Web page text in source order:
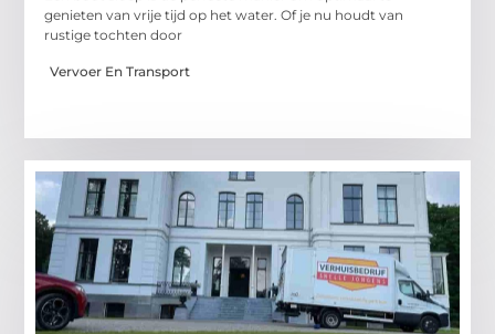
genieten van vrije tijd op het water. Of je nu houdt van
rustige tochten door
Vervoer En Transport